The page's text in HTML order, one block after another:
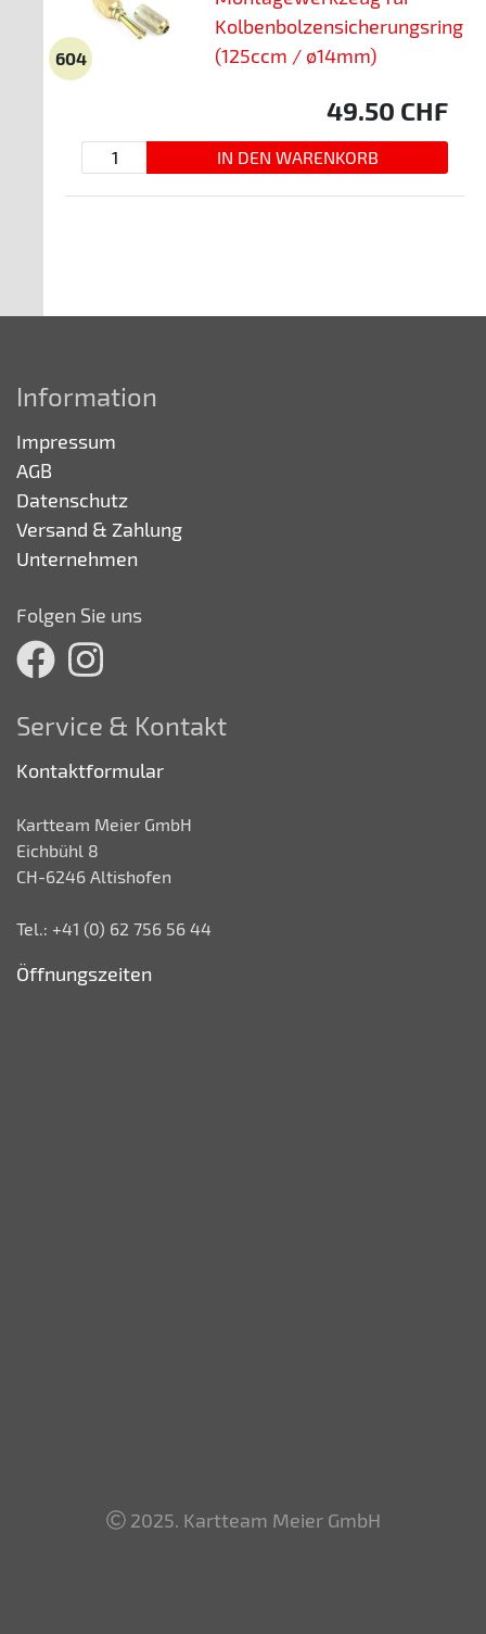
604
Kolbenbolzensicherungsring
(125ccm / ø14mm)
49.50 CHF
Information
Impressum
AGB
Datenschutz
Versand & Zahlung
Unternehmen
Folgen Sie uns
Service & Kontakt
Kontaktformular
Kartteam Meier GmbH
Eichbühl 8
CH-6246 Altishofen
Tel.: +41 (0) 62 756 56 44
Öffnungszeiten
2025. Kartteam Meier GmbH